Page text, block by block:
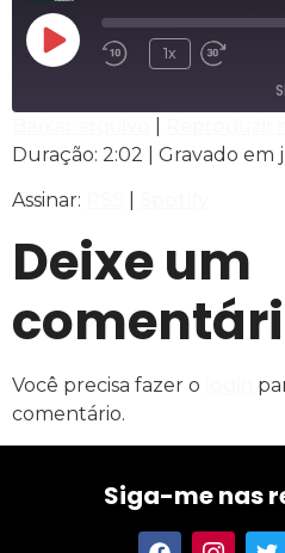
1x
RSS
FEED RSS
COMPARTILHAR
LINK
INCORPORAR
Duração: 2:02
Gravado em
Assinar:
Deixe um
Você precisa fazer o
comentário.
Siga-me nas